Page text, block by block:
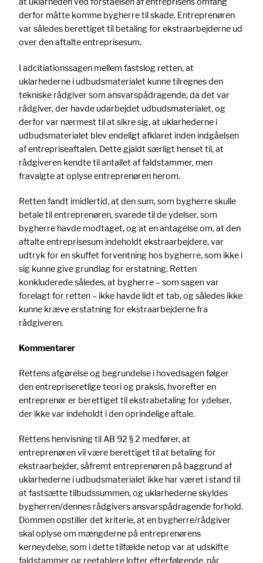
derfor måtte komme bygherre til skade. Entreprenøren
var således berettiget til betaling for ekstraarbejderne ud
over den aftalte entreprisesum.
I adcitiationssagen mellem fastslog retten, at
uklarhederne i udbudsmaterialet kunne tilregnes den
tekniske rådgiver som ansvarspådragende, da det var
rådgiver, der havde udarbejdet udbudsmaterialet, og
derfor var nærmest til at sikre sig, at uklarhederne i
udbudsmaterialet blev endeligt afklaret inden indgåelsen
af entrepriseaftalen. Dette gjaldt særligt henset til, at
rådgiveren kendte til antallet af faldstammer, men
fravalgte at oplyse entreprenøren herom.
Retten fandt imidlertid, at den sum, som bygherre skulle
betale til entreprenøren, svarede til de ydelser, som
bygherre havde modtaget, og at en antagelse om, at den
aftalte entreprisesum indeholdt ekstraarbejdere, var
udtryk for en skuffet forventning hos bygherre, som ikke i
sig kunne give grundlag for erstatning. Retten
konkluderede således, at bygherre – som sagen var
forelagt for retten – ikke havde lidt et tab, og således ikke
kunne kræve erstatning for ekstraarbejderne fra
rådgiveren.
Kommentarer
Rettens afgørelse og begrundelse i hovedsagen følger
den entrepriseretlige teori og praksis, hvorefter en
entreprenør er berettiget til ekstrabetaling for ydelser,
der ikke var indeholdt i den oprindelige aftale.
Rettens henvisning til AB 92 § 2 medfører, at
entreprenøren vil være berettiget til at betaling for
ekstraarbejder, såfremt entreprenøren på baggrund af
uklarhederne i udbudsmaterialet ikke har været i stand til
at fastsætte tilbudssummen, og uklarhederne skyldes
bygherren/dennes rådgivers ansvarspådragende forhold.
Dommen opstiller det kriterie, at en bygherre/rådgiver
skal oplyse om mængderne på entreprenørens
kerneydelse, som i dette tilfælde netop var at udskifte
faldstammer og reetablere lofter efterfølgende, når